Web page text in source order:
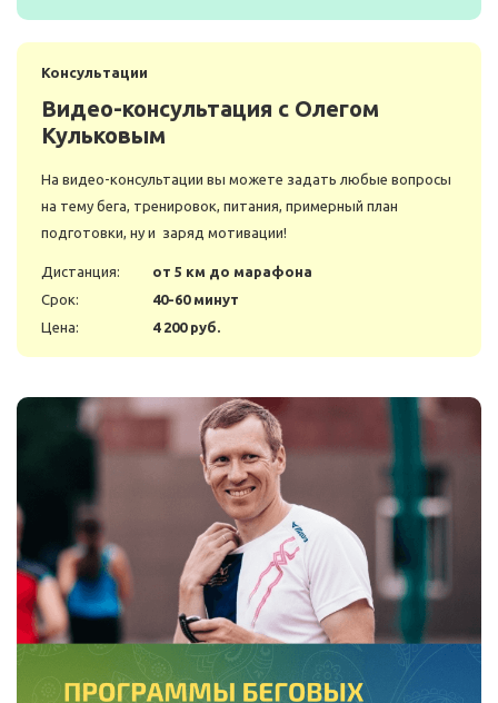
Консультации
Видео-консультация с Олегом
Кульковым
На видео-консультации вы можете задать любые вопросы
на тему бега, тренировок, питания, примерный план
подготовки, ну и заряд мотивации!
Дистанция:
от 5 км до марафона
Срок:
40-60 минут
Цена:
4 200 руб.